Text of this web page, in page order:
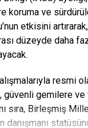
koruma ve
etkisini
düzeyde daha
resmi
güvenli gemilere
sıra, Birleşmiş
danışmanı